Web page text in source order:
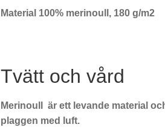
Material 100% merinoull, 180 g/m2
Tvätt och vård
Merinoull är ett levande material
plaggen med luft.